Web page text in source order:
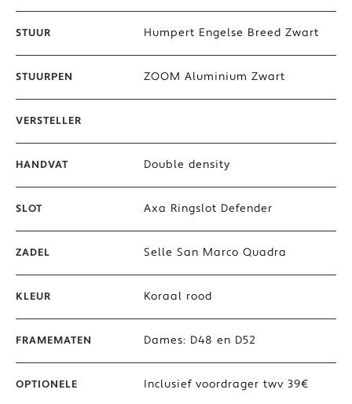
STUUR Humpert Engelse Breed Zwart
STUURPEN ZOOM Aluminium Zwart
VERSTELLER
HANDVAT Double density
SLOT Axa Ringslot Defender
ZADEL Selle San Marco Quadra
KLEUR Koraal rood
FRAMEMATEN Dames: D48 en D52
OPTIONELE Inclusief voordrager twv 39€